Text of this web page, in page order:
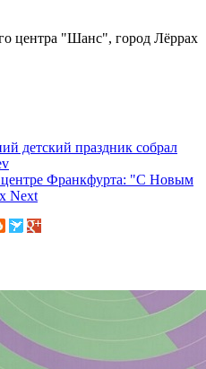
центра "Шанс", город Лёррах
детский праздник собрал
Франкфурта: "С Новым
Next